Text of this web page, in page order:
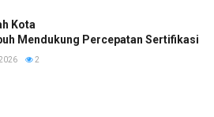
Kota
Mendukung Percepatan Sertifikasi
2